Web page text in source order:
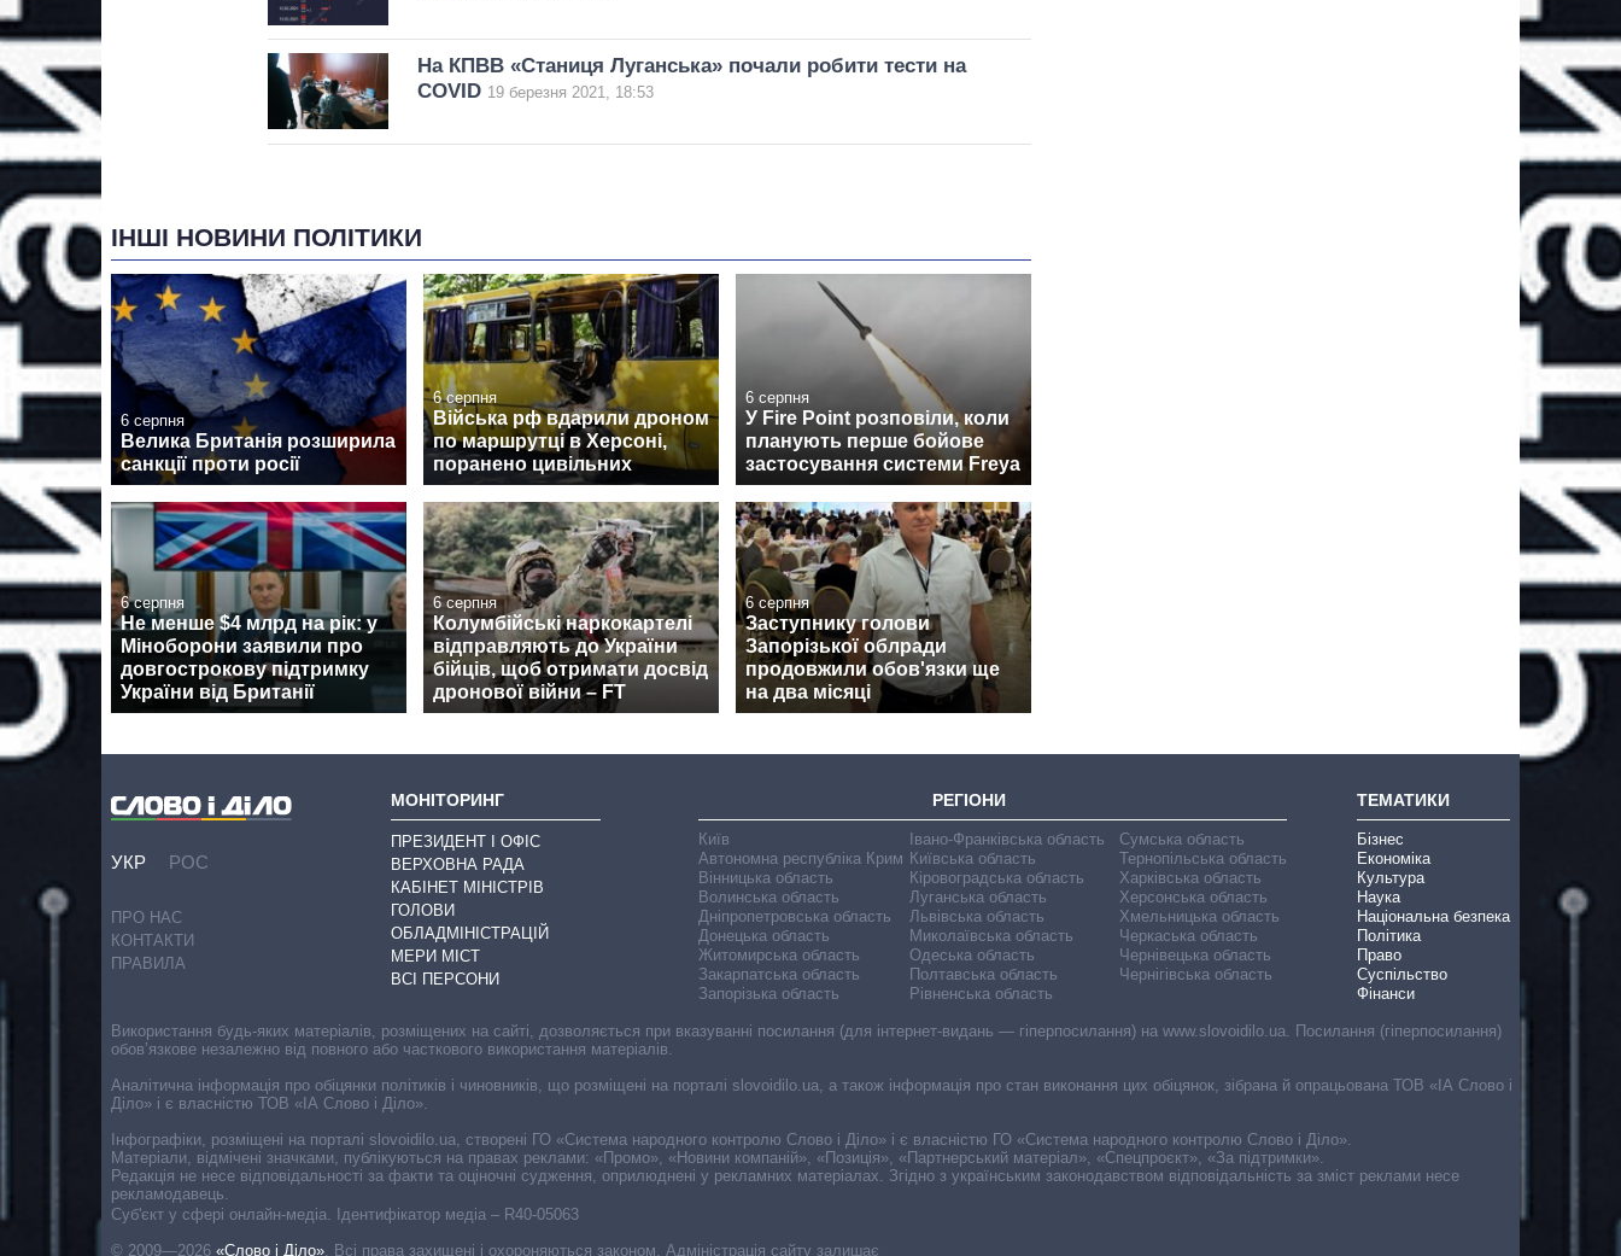
На КПВВ «Станиця Луганська» почали робити тести на
COVID 19 березня 2021, 18:53
ІНШІ НОВИНИ ПОЛІТИКИ
6 серпня
Велика Британія розширила
санкції проти росії
6 серпня
Війська рф вдарили дроном
по маршрутці в Херсоні,
поранено цивільних
6 серпня
У Fire Point розповіли, коли
планують перше бойове
застосування системи Freya
6 серпня
Не менше $4 млрд на рік: у
Міноборони заявили про
довгострокову підтримку
України від Британії
6 серпня
Колумбійські наркокартелі
відправляють до України
бійців, щоб отримати досвід
дронової війни – FT
6 серпня
Заступнику голови
Запорізької облради
продовжили обов'язки ще
на два місяці
УКР РОС
ПРО НАС
КОНТАКТИ
ПРАВИЛА
МОНІТОРИНГ
ПРЕЗИДЕНТ І ОФІС
ВЕРХОВНА РАДА
КАБІНЕТ МІНІСТРІВ
ГОЛОВИ
ОБЛАДМІНІСТРАЦІЙ
МЕРИ МІСТ
ВСІ ПЕРСОНИ
РЕГІОНИ
Київ
Автономна республіка Крим
Вінницька область
Волинська область
Дніпропетровська область
Донецька область
Житомирська область
Закарпатська область
Запорізька область
Івано-Франківська область
Київська область
Кіровоградська область
Луганська область
Львівська область
Миколаївська область
Одеська область
Полтавська область
Рівненська область
Сумська область
Тернопільська область
Харківська область
Херсонська область
Хмельницька область
Черкаська область
Чернівецька область
Чернігівська область
ТЕМАТИКИ
Бізнес
Економіка
Культура
Наука
Національна безпека
Політика
Право
Суспільство
Фінанси
Cуб'єкт у сфері онлайн-медіа. Ідентифікатор медіа – R40-05063
© 2009—2026 «Слово і Діло» Всі права захищені і охороняються законом. Адміністрація сайту залишає
Використання будь-яких матеріалів, розміщених на сайті, дозволяється при вказуванні посилання (для інтернет-видань — гіперпосилання) на www.slovoidilo.ua. Посилання (гіперпосилання)
обов’язкове незалежно від повного або часткового використання матеріалів.
Аналітична інформація про обіцянки політиків і чиновників, що розміщені на порталі slovoidilo.ua, а також інформація про стан виконання цих обіцянок, зібрана й опрацьована ТОВ «ІА Слово і
Діло» і є власністю ТОВ «ІА Слово і Діло».
Інфографіки, розміщені на порталі slovoidilo.ua, створені ГО «Система народного контролю Слово і Діло» і є власністю ГО «Система народного контролю Слово і Діло».
Матеріали, відмічені значками, публікуються на правах реклами: «Промо», «Новини компаній», «Позиція», «Партнерський матеріал», «Спецпроєкт», «За підтримки».
Редакція не несе відповідальності за факти та оціночні судження, оприлюднені у рекламних матеріалах. Згідно з українським законодавством відповідальність за зміст реклами несе
рекламодавець.